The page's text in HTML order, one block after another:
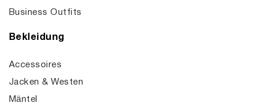
Business Outfits
Bekleidung
Accessoires
Jacken & Westen
Mäntel